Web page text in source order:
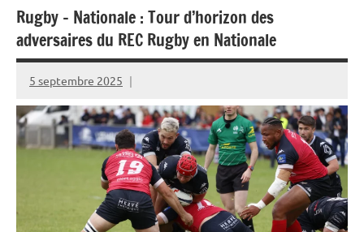
Rugby – Nationale : Tour d’horizon des
adversaires du REC Rugby en Nationale
5 septembre 2025
Rédaction
JRS